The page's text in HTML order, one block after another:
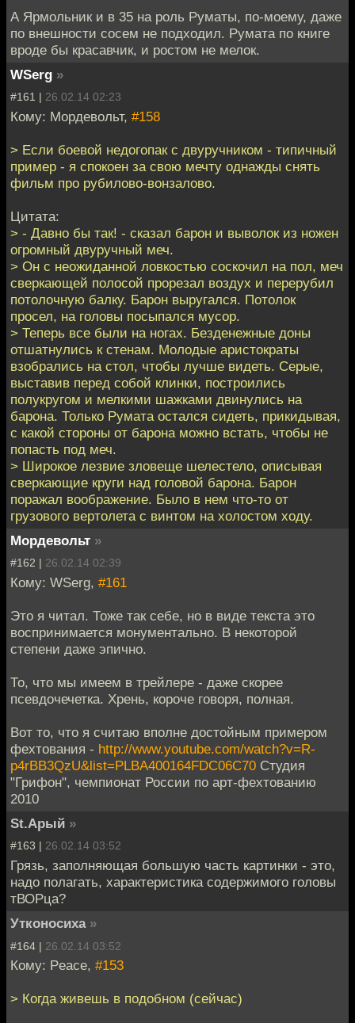
А Ярмольник и в 35 на роль Руматы, по-моему, даже
по внешности сосем не подходил. Румата по книге
вроде бы красавчик, и ростом не мелок.
WSerg »
#161 | 26.02.14 02:23
Кому: Мордевольт, #158
> Если боевой недогопак с двуручником - типичный
пример - я спокоен за свою мечту однажды снять
фильм про рубилово-вонзалово.
Цитата:
> - Давно бы так! - сказал барон и выволок из ножен
огромный двуручный меч.
> Он с неожиданной ловкостью соскочил на пол, меч
сверкающей полосой прорезал воздух и перерубил
потолочную балку. Барон выругался. Потолок
просел, на головы посыпался мусор.
> Теперь все были на ногах. Безденежные доны
отшатнулись к стенам. Молодые аристократы
взобрались на стол, чтобы лучше видеть. Серые,
выставив перед собой клинки, построились
полукругом и мелкими шажками двинулись на
барона. Только Румата остался сидеть, прикидывая,
с какой стороны от барона можно встать, чтобы не
попасть под меч.
> Широкое лезвие зловеще шелестело, описывая
сверкающие круги над головой барона. Барон
поражал воображение. Было в нем что-то от
грузового вертолета с винтом на холостом ходу.
Мордевольт »
#162 | 26.02.14 02:39
Кому: WSerg, #161
Это я читал. Тоже так себе, но в виде текста это
воспринимается монументально. В некоторой
степени даже эпично.
То, что мы имеем в трейлере - даже скорее
псевдочечетка. Хрень, короче говоря, полная.
Вот то, что я считаю вполне достойным примером
фехтования - http://www.youtube.com/watch?v=R-
p4rBB3QzU&list=PLBA400164FDC06C70 Студия
"Грифон", чемпионат России по арт-фехтованию
2010
St.Арый »
#163 | 26.02.14 03:52
Грязь, заполняющая большую часть картинки - это,
надо полагать, характеристика содержимого головы
тВОРца?
Утконосиха »
#164 | 26.02.14 03:52
Кому: Peace, #153
> Когда живешь в подобном (сейчас)